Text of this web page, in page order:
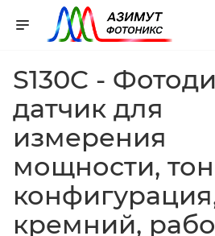
S130C -
датчик для
измерения
мощности,
кремний,